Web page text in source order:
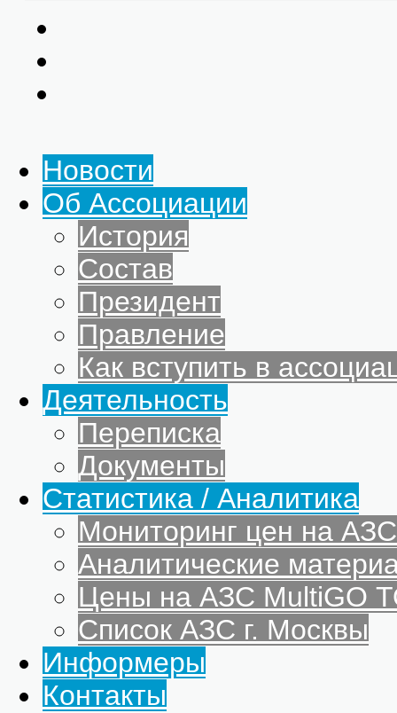
Новости
Об Ассоциации
История
Состав
Президент
Правление
Как вступить в
Деятельность
Переписка
Документы
Статистика / Аналитика
Мониторинг цен на
Аналитические
Цены на АЗС MultiGO
Список АЗС г. Москвы
Информеры
Контакты